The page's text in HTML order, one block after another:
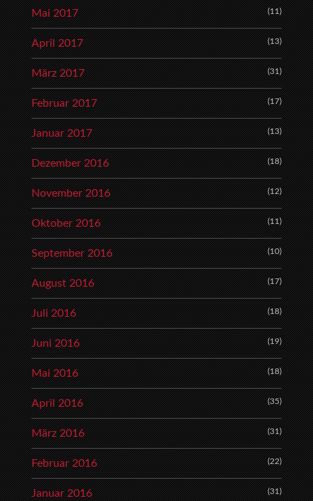
Mai 2017 (11)
April 2017 (13)
März 2017 (31)
Februar 2017 (17)
Januar 2017 (13)
Dezember 2016 (18)
November 2016 (12)
Oktober 2016 (11)
September 2016 (10)
August 2016 (17)
Juli 2016 (18)
Juni 2016 (19)
Mai 2016 (18)
April 2016 (35)
März 2016 (31)
Februar 2016 (22)
Januar 2016 (31)